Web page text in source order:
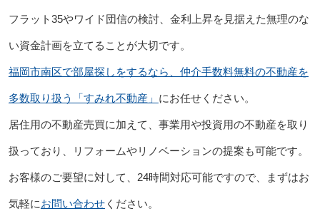
フラット35やワイド団信の検討、金利上昇を見据えた無理のな
い資金計画を立てることが大切です。
福岡市南区で部屋探しをするなら、仲介手数料無料の不動産を
多数取り扱う「すみれ不動産」 にお任せください。
居住用の不動産売買に加えて、事業用や投資用の不動産を取り
扱っており、リフォームやリノベーションの提案も可能です。
お客様のご要望に対して、24時間対応可能ですので、まずはお
気軽にお問い合わせください。